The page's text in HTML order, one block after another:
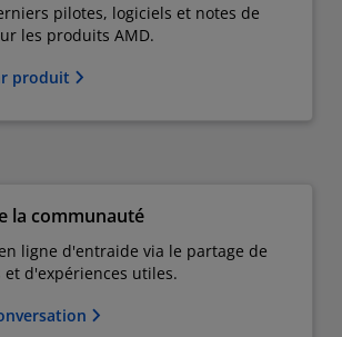
pilotes, logiciels et notes de
les produits AMD.
produit
la communauté
ligne d'entraide via le partage de
et d'expériences utiles.